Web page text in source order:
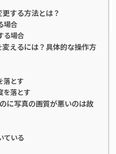
する方法とは？
場合
る場合
えるには？具体的な操作方
落とす
を落とす
に写真の画質が悪いのは故
ている